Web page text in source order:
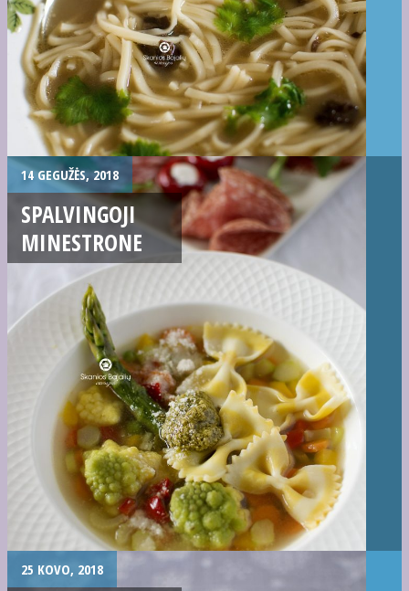
14 GEGUŽĖS, 2018
SPALVINGOJI
MINESTRONE
25 KOVO, 2018